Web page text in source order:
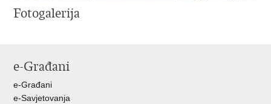
Fotogalerija
e-Građani
e-Građani
e-Savjetovanja